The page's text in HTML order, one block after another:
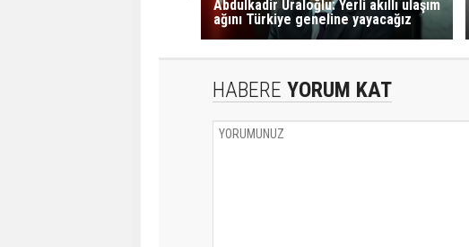
Abdulkadir Uraloğlu: Yerli akıllı ulaşım
ağını Türkiye geneline yayacağız
HABERE YORUM KAT